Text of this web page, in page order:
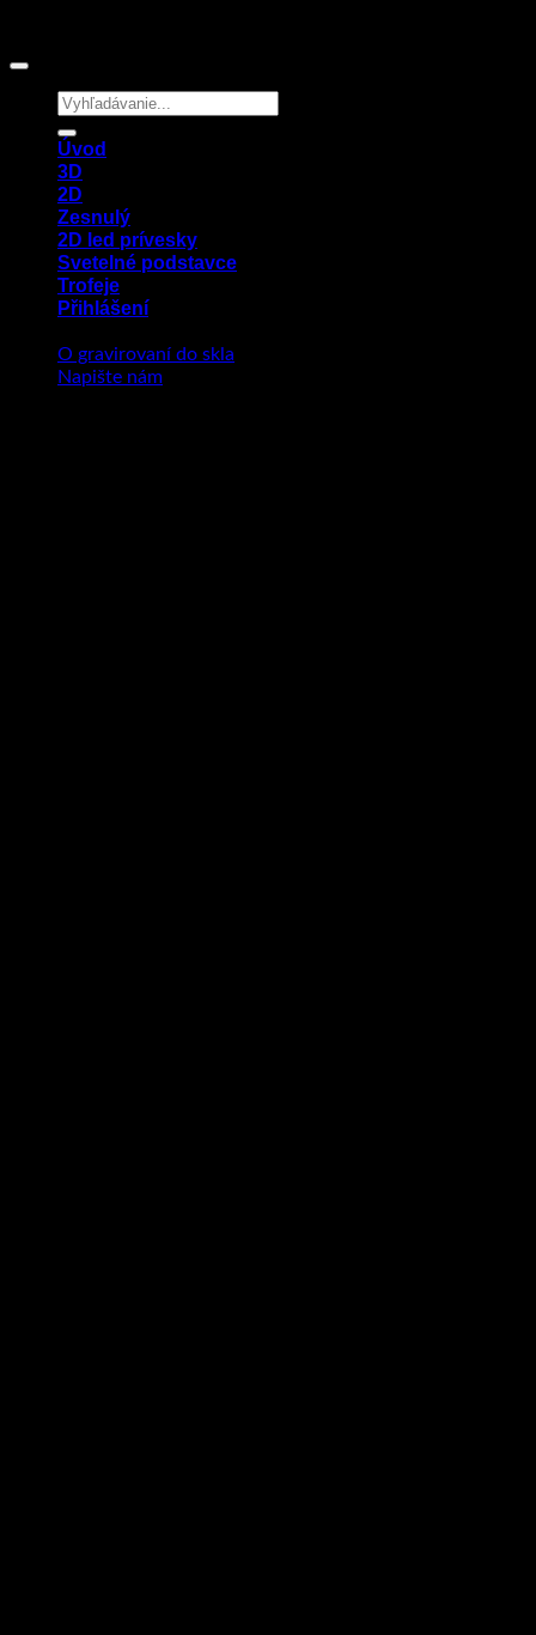
Hledat:
Úvod
3D
2D
Zesnulý
2D led prívesky
Svetelné podstavce
Trofeje
Přihlášení
O gravirovaní do skla
Napište nám